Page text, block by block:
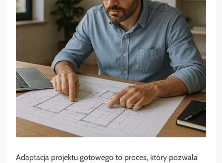
Adaptacja projektu gotowego to proces, który pozwala